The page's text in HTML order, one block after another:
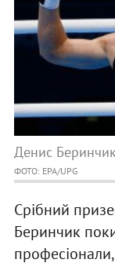
Денис Беринчик
ФОТО: EPA/UPG
Срібний
Беринчик